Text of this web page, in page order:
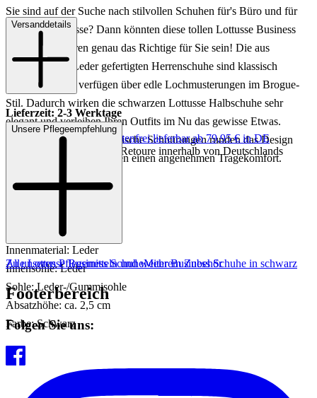
Sie sind auf der Suche nach stilvollen Schuhen für's Büro und für
besondere Anlässe? Dann könnten diese tollen Lottusse Business
Schuhe für Herren genau das Richtige für Sie sein! Die aus
hochwertigem Leder gefertigten Herrenschuhe sind klassisch
geschnitten und verfügen über edle Lochmusterungen im Brogue-
Stil. Dadurch wirken die schwarzen Lottusse Halbschuhe sehr
elegant und verleihen Ihren Outfits im Nu das gewisse Etwas.
Dezente Sohlen und praktische Schnürungen runden das Design
optimal ab und versprechen einen angenehmen Tragekomfort.
Material: Leder
Innenmaterial: Leder
Innensohle: Leder
Sohle: Leder-/Gummisohle
Absatzhöhe: ca. 2,5 cm
Farbe: Schwarz
Versanddetails
Lieferzeit: 2-3 Werktage
Keine Versandkosten:
kostenfrei lieferbar ab 79,95 € in DE
Einfache und Kostenlose Retoure innerhalb von Deutschlands
Unsere Pflegeempfehlung
Zu unseren Pflegemitteln und weiterem Zubehör
Alle Lottusse Business SchuheMehr Business Schuhe in schwarz
Footerbereich
Folgen Sie uns: